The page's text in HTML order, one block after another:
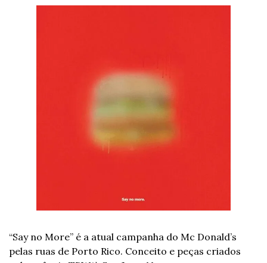
“Say no More” é a atual campanha do Mc Donald’s
pelas ruas de Porto Rico. Conceito e peças criados